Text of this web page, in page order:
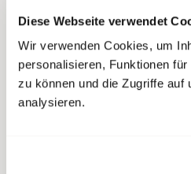
Diese Webseite verwendet
Wir verwenden Cookies, um
personalisieren, Funktionen
zu können und die Zugriffe auf
analysieren.
Weniger
weniger
Anfang Mai 2026
Zoll und Grenzsicherheit